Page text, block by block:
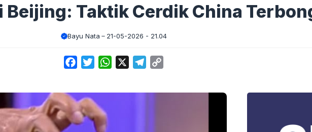
Beijing: Taktik Cerdik China
Bayu Nata 21-05-2026 - 21.04
FacebookTwitterWhatsApp Telegram